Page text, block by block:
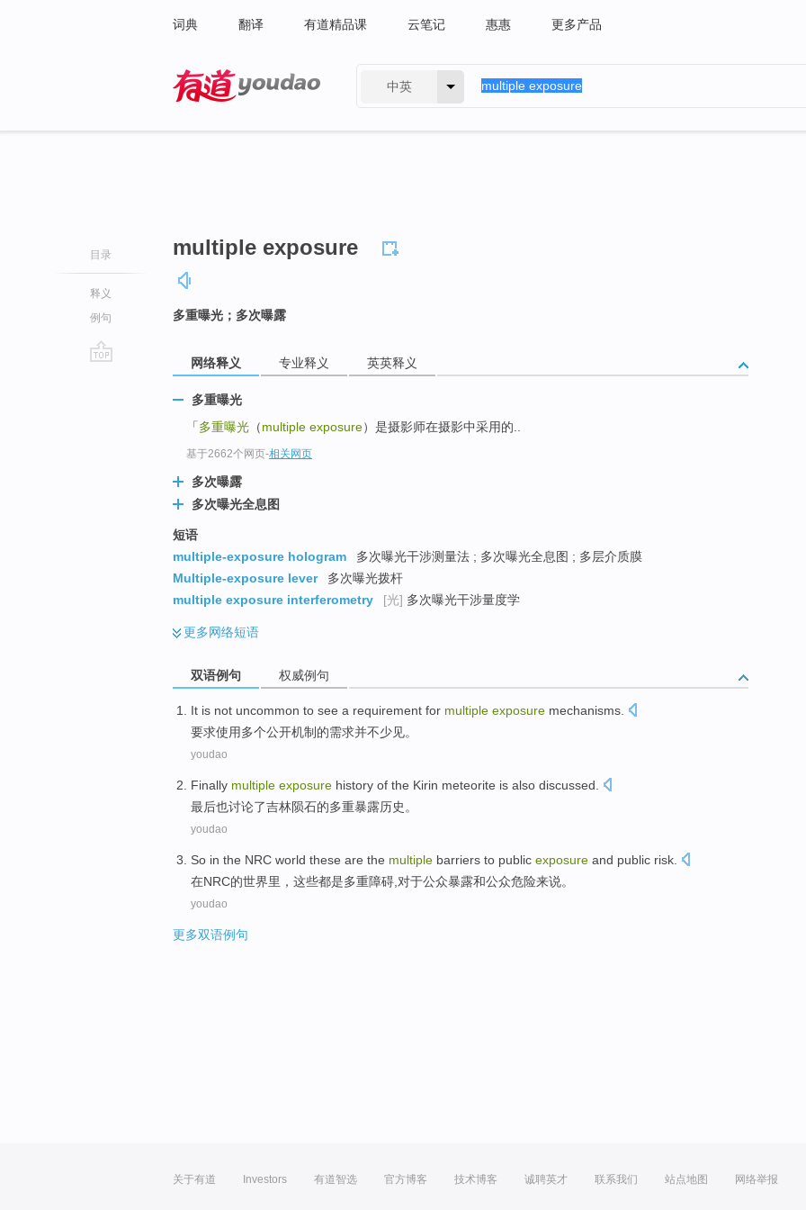
词典 翻译 有道精品课 云笔记 惠惠 更多产品
中英
目录
释义
例句
multiple exposure
多重曝光；多次曝露
网络释义 专业释义 英英释义
多重曝光
「多重曝光 （multiple exposure）是摄影师在摄影中采用的..
基于2662个网页-相关网页
多次曝露
多次曝光全息图
短语
multiple-exposure hologram
多次曝光干涉测量法 ; 多次曝光全息图 ; 多层介质膜
Multiple-exposure lever
多次曝光拨杆
multiple exposure interferometry
[光] 多次曝光干涉量度学
更多网络短语
双语例句 权威例句
It is not uncommon to see a requirement for multiple exposure mechanisms.
要求使用多个公开机制的需求并不少见。
youdao
Finally multiple exposure history of the Kirin meteorite is also discussed
最后也讨论了吉林陨石的多重暴露历史 。
youdao
So in the NRC world these are the multiple barriers to public exposure and public risk
在NRC的世界里 ， 这些都是多重障碍 对于公众暴露和公众危险来说。
youdao
更多双语例句
关于有道 Investors 有道智选 官方博客 技术博客 诚聘英才 联系我们 站点地图 网络举报